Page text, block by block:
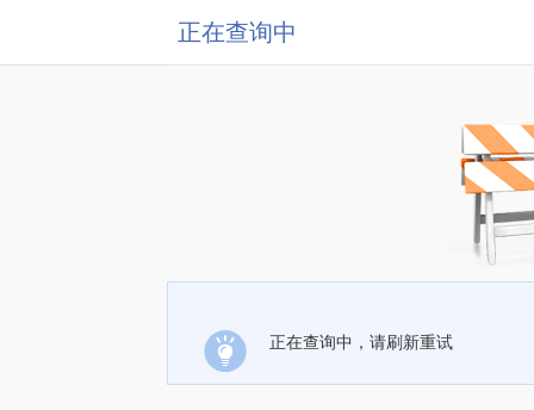
正在查询中
正在查询中，请刷新重试